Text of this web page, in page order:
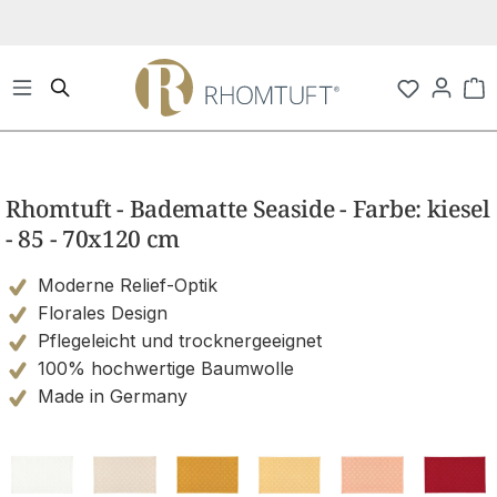
Rhomtuft - Badematte Seaside - Farbe: kiesel
- 85 - 70x120 cm
Moderne Relief-Optik
Florales Design
Pflegeleicht und trocknergeeignet
100% hochwertige Baumwolle
Made in Germany